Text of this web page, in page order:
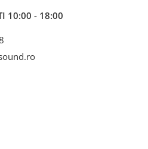
10:00 - 18:00